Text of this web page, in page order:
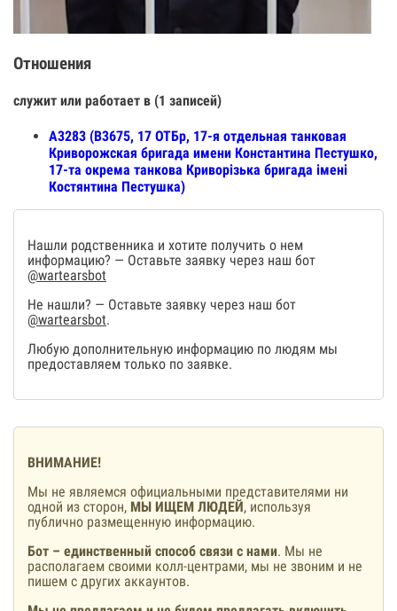
Отношения
служит или работает в (1 записей)
А3283 (В3675, 17 ОТБр, 17-я отдельная танковая
Криворожская бригада имени Константина Пестушко,
17-та окрема танкова Криворізька бригада імені
Костянтина Пестушка)
Нашли родственника и хотите получить о нем
информацию? — Оставьте заявку через наш бот
@wartearsbot
Не нашли? — Оставьте заявку через наш бот
@wartearsbot.
Любую дополнительную информацию по людям мы
предоставляем только по заявке.
ВНИМАНИЕ!
Мы не являемся официальными представителями ни
одной из сторон, МЫ ИЩЕМ ЛЮДЕЙ, используя
публично размещенную информацию.
Бот – единственный способ связи с нами. Мы не
располагаем своими колл-центрами, мы не звоним и не
пишем с других аккаунтов.